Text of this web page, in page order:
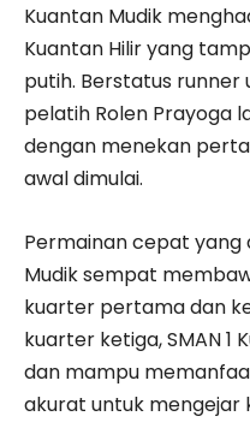
Kuantan Mudik
Kuantan Hilir yang
putih. Berstatus runner
pelatih Rolen Prayoga
dengan menekan
awal dimulai.
Permainan cepat yang
Mudik sempat
kuarter pertama dan
kuarter ketiga, SMAN 1
dan mampu
akurat untuk mengejar